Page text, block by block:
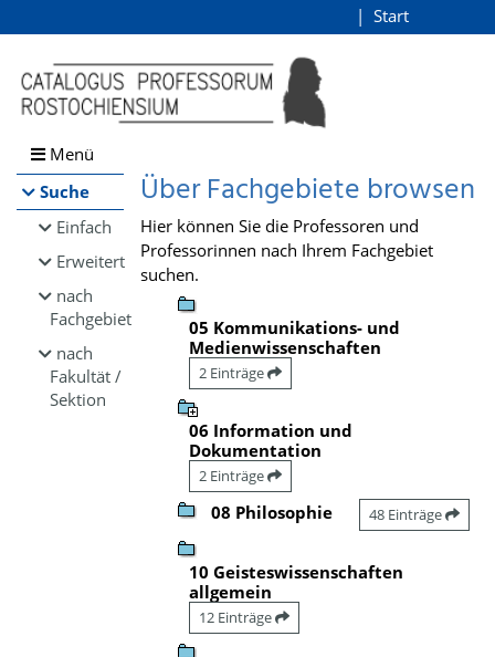
Browsen
direkt zum Inhalt
Start
Menü
Suche
Einfach
Erweitert
nach
Fachgebiet
nach
Fakultät /
Sektion
Über Fachgebiete browsen
Hier können Sie die Professoren und
Professorinnen nach Ihrem Fachgebiet
suchen.
05 Kommunikations- und
Medienwissenschaften
2 Einträge
06 Information und
Dokumentation
2 Einträge
08 Philosophie 48 Einträge
10 Geisteswissenschaften
allgemein
12 Einträge